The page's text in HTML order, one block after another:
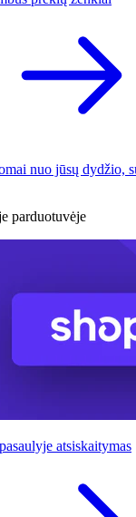
nuo jūsų dydžio,
parduotuvėje
atsiskaitymas